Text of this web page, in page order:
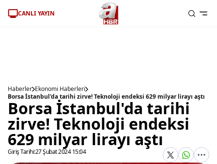
CANLI YAYIN
Haberler Ekonomi Haberleri
Borsa İstanbul'da tarihi zirve! Teknoloji endeksi 629 milyar lirayı aştı
Borsa İstanbul'da tarihi
zirve! Teknoloji endeksi
629 milyar lirayı aştı
Giriş Tarihi:27 Şubat 2024 15:04